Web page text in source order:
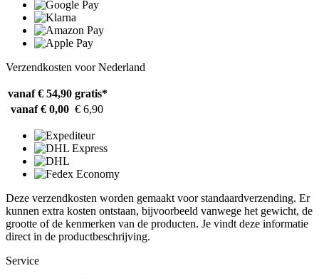
Verzendkosten voor Nederland
vanaf € 54,90 gratis*
vanaf € 0,00 € 6,90
Deze verzendkosten worden gemaakt voor standaardverzending. Er
kunnen extra kosten ontstaan, bijvoorbeeld vanwege het gewicht, de
grootte of de kenmerken van de producten. Je vindt deze informatie
direct in de productbeschrijving.
Service